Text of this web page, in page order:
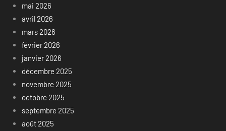
mai 2026
avril 2026
mars 2026
février 2026
janvier 2026
décembre 2025
novembre 2025
octobre 2025
septembre 2025
août 2025